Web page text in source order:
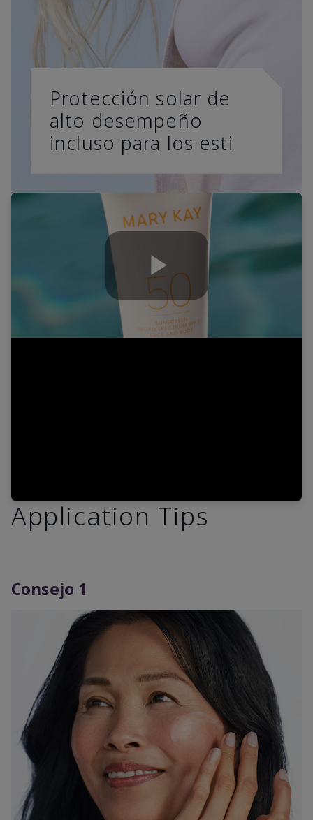
Protección solar de
alto desempeño
incluso para los esti
Play
Application Tips
Consejo 1